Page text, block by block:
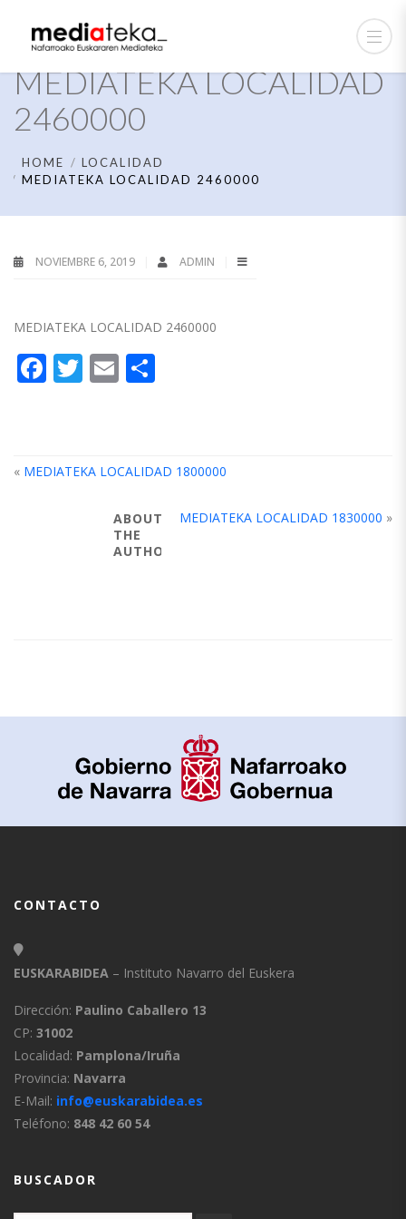
MEDIATEKA LOCALIDAD
2460000
HOME
LOCALIDAD
MEDIATEKA LOCALIDAD 2460000
NOVIEMBRE 6, 2019 ADMIN
MEDIATEKA LOCALIDAD 2460000
Facebook
Twitter
Email
« MEDIATEKA LOCALIDAD 1800000
MEDIATEKA LOCALIDAD 1830000 »
ABOUT
THE
AUTHOR
CONTACTO
EUSKARABIDEA – Instituto Navarro del Euskera
Dirección: Paulino Caballero 13
CP: 31002
Localidad: Pamplona/Iruña
Provincia: Navarra
E-Mail: info@euskarabidea.es
Teléfono: 848 42 60 54
BUSCADOR